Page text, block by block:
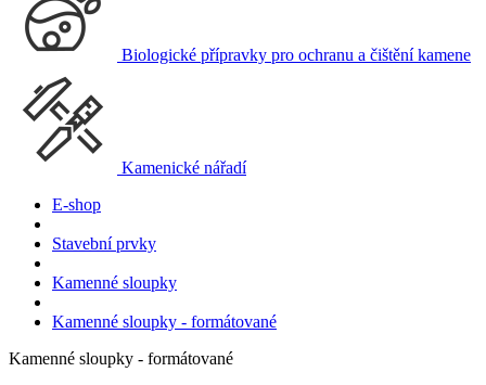
Biologické přípravky pro ochranu a čištění kamene
Kamenické nářadí
E-shop
Stavební prvky
Kamenné sloupky
Kamenné sloupky - formátované
Kamenné sloupky - formátované